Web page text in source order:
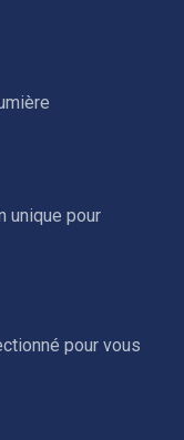
unique pour
pour vous